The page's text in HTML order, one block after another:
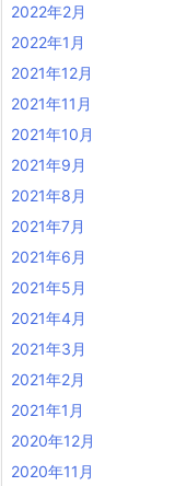
2022年2月
2022年1月
2021年12月
2021年11月
2021年10月
2021年9月
2021年8月
2021年7月
2021年6月
2021年5月
2021年4月
2021年3月
2021年2月
2021年1月
2020年12月
2020年11月